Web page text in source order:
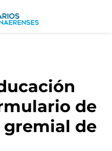
de
de